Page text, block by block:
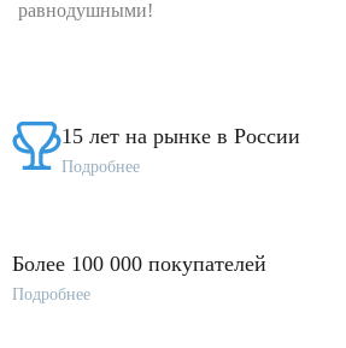
равнодушными!
15 лет на рынке в России
Подробнее
Более 100 000 покупателей
Подробнее